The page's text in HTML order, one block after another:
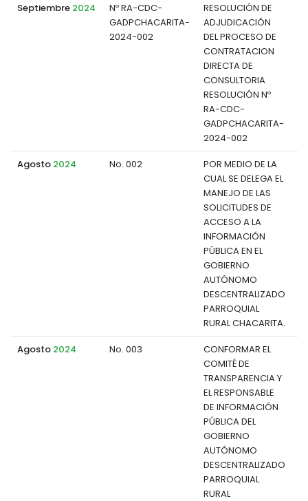
Septiembre 2024
Nº RA-CDC-
GADPCHACARITA-
2024-002
RESOLUCIÓN DE
ADJUDICACIÓN
DEL PROCESO DE
CONTRATACION
DIRECTA DE
CONSULTORIA
RESOLUCIÓN Nº
RA-CDC-
GADPCHACARITA-
2024-002
Agosto 2024 No. 002
POR MEDIO DE LA
CUAL SE DELEGA EL
MANEJO DE LAS
SOLICITUDES DE
ACCESO A LA
INFORMACIÓN
PÚBLICA EN EL
GOBIERNO
AUTÓNOMO
DESCENTRALIZADO
PARROQUIAL
RURAL CHACARITA.
Agosto 2024 No. 003
CONFORMAR EL
COMITÉ DE
TRANSPARENCIA Y
EL RESPONSABLE
DE INFORMACIÓN
PÚBLICA DEL
GOBIERNO
AUTÓNOMO
DESCENTRALIZADO
PARROQUIAL
RURAL